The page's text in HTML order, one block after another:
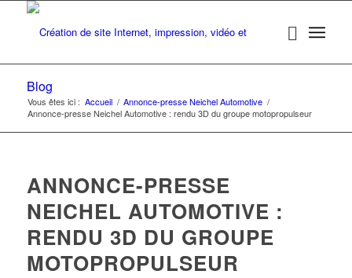
Blog
Vous êtes ici : Accueil / Annonce-presse Neichel Automotive /
Annonce-presse Neichel Automotive : rendu 3D du groupe motopropulseur
ANNONCE-PRESSE
NEICHEL AUTOMOTIVE :
RENDU 3D DU GROUPE
MOTOPROPULSEUR